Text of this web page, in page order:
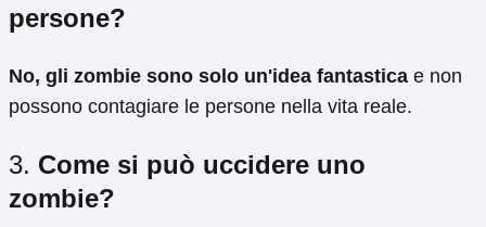
persone?
No, gli zombie sono solo un'idea fantastica e non
possono contagiare le persone nella vita reale.
3. Come si può uccidere uno
zombie?